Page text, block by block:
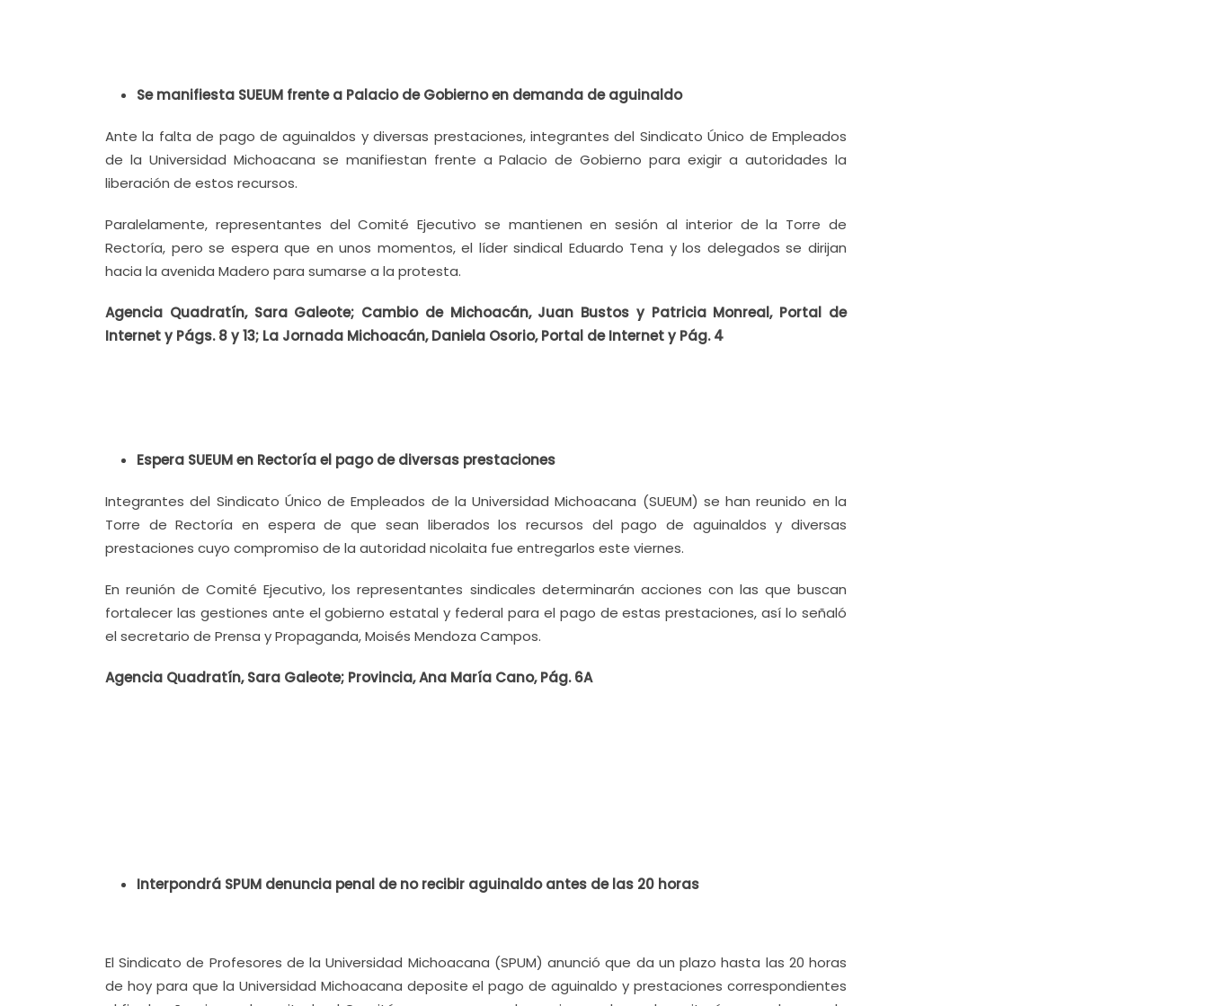
Se manifiesta SUEUM frente a Palacio de Gobierno en demanda de aguinaldo
Ante la falta de pago de aguinaldos y diversas prestaciones, integrantes del Sindicato Único de Empleados
de la Universidad Michoacana se manifiestan frente a Palacio de Gobierno para exigir a autoridades la
liberación de estos recursos.
Paralelamente, representantes del Comité Ejecutivo se mantienen en sesión al interior de la Torre de
Rectoría, pero se espera que en unos momentos, el líder sindical Eduardo Tena y los delegados se dirijan
hacia la avenida Madero para sumarse a la protesta.
Agencia Quadratín, Sara Galeote; Cambio de Michoacán, Juan Bustos y Patricia Monreal, Portal de
Internet y Págs. 8 y 13; La Jornada Michoacán, Daniela Osorio, Portal de Internet y Pág. 4
Espera SUEUM en Rectoría el pago de diversas prestaciones
Integrantes del Sindicato Único de Empleados de la Universidad Michoacana (SUEUM) se han reunido en la
Torre de Rectoría en espera de que sean liberados los recursos del pago de aguinaldos y diversas
prestaciones cuyo compromiso de la autoridad nicolaita fue entregarlos este viernes.
En reunión de Comité Ejecutivo, los representantes sindicales determinarán acciones con las que buscan
fortalecer las gestiones ante el gobierno estatal y federal para el pago de estas prestaciones, así lo señaló
el secretario de Prensa y Propaganda, Moisés Mendoza Campos.
Agencia Quadratín, Sara Galeote; Provincia, Ana María Cano, Pág. 6A
Interpondrá SPUM denuncia penal de no recibir aguinaldo antes de las 20 horas
El Sindicato de Profesores de la Universidad Michoacana (SPUM) anunció que da un plazo hasta las 20 horas
de hoy para que la Universidad Michoacana deposite el pago de aguinaldo y prestaciones correspondientes